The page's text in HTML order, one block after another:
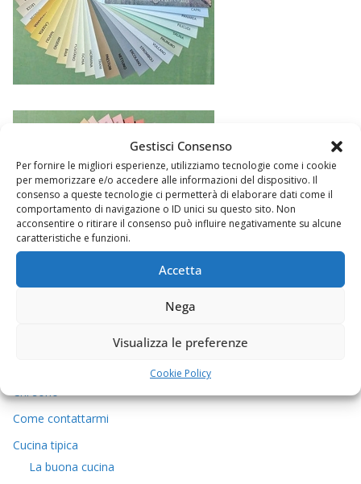
Gestisci Consenso
Per fornire le migliori esperienze, utilizziamo tecnologie come i cookie
per memorizzare e/o accedere alle informazioni del dispositivo. Il
consenso a queste tecnologie ci permetterà di elaborare dati come il
comportamento di navigazione o ID unici su questo sito. Non
acconsentire o ritirare il consenso può influire negativamente su alcune
caratteristiche e funzioni.
Accetta
Nega
Visualizza le preferenze
Cookie Policy
Chi sono
Come contattarmi
Cucina tipica
La buona cucina